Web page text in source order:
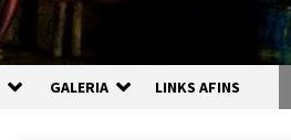
GALERIA LINKS AFINS